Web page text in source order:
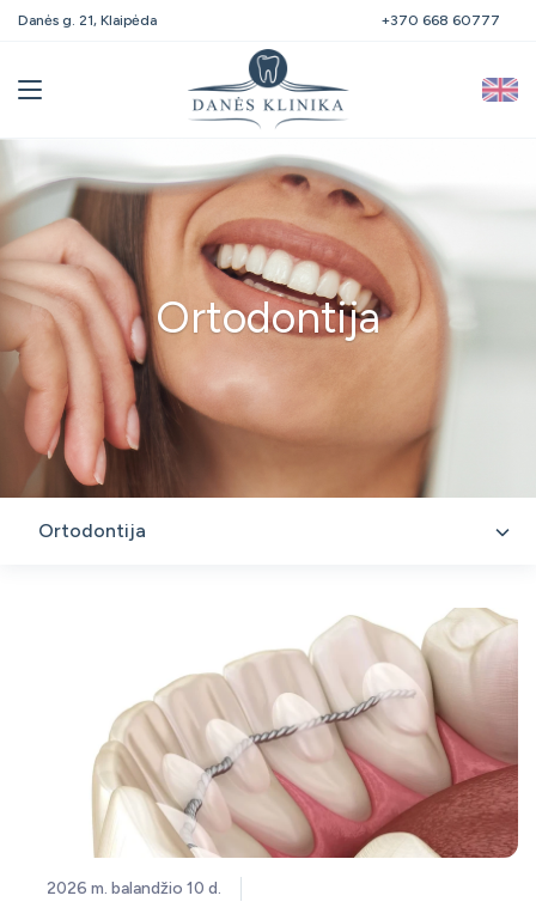
Danės g. 21, Klaipėda +370 668 60777
Ortodontija
Ortodontija
2026 m. balandžio 10 d.